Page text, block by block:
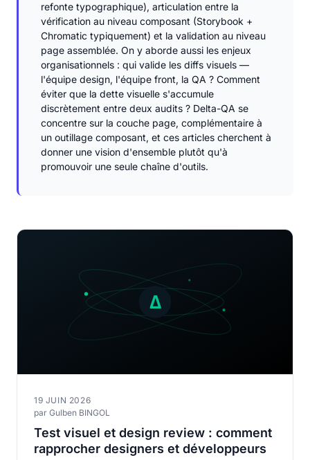
refonte typographique), articulation entre la
vérification au niveau composant (Storybook +
Chromatic typiquement) et la validation au niveau
page assemblée. On y aborde aussi les enjeux
organisationnels : qui valide les diffs visuels —
l'équipe design, l'équipe front, la QA ? Comment
éviter que la dette visuelle s'accumule
discrètement entre deux audits ? Delta-QA se
concentre sur la couche page, complémentaire à
un outillage composant, et ces articles cherchent à
donner une vision d'ensemble plutôt qu'à
promouvoir une seule chaîne d'outils.
19 JUIN 2026
par Gulben BINGOL
Test visuel et design review : comment
rapprocher designers et développeurs